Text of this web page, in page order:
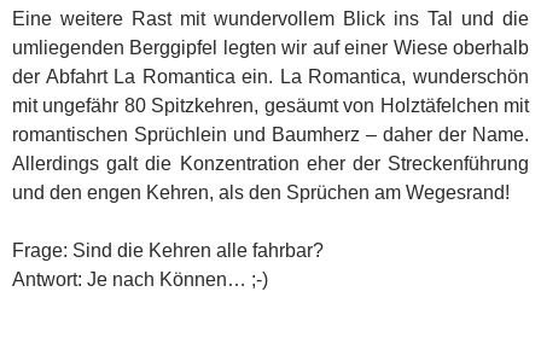
Eine weitere Rast mit wundervollem Blick ins Tal und die
umliegenden Berggipfel legten wir auf einer Wiese oberhalb
der Abfahrt La Romantica ein. La Romantica, wunderschön
mit ungefähr 80 Spitzkehren, gesäumt von Holztäfelchen mit
romantischen Sprüchlein und Baumherz – daher der Name.
Allerdings galt die Konzentration eher der Streckenführung
und den engen Kehren, als den Sprüchen am Wegesrand!
Frage: Sind die Kehren alle fahrbar?
Antwort: Je nach Können… ;-)